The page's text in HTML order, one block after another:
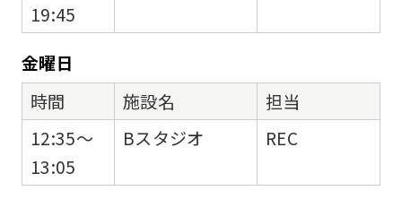
19:45
金曜日
時間
12:35～
13:05
施設名
Bスタジオ
担当
REC